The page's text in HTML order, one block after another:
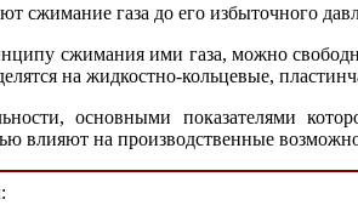
сжимание газа до его избыточного
сжимания ими газа, можно
на жидкостно-кольцевые,
основными показателями
влияют на производственные